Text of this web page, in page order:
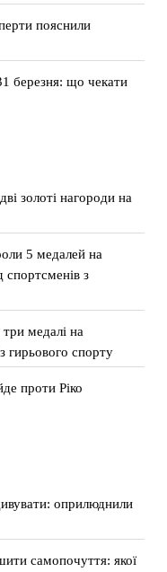
пояснили
березня: що чекати
золоті нагороди на
5 медалей на
спортсменів з
медалі на
гирьового спорту
проти Ріко
оприлюднили
самопочуття: якої